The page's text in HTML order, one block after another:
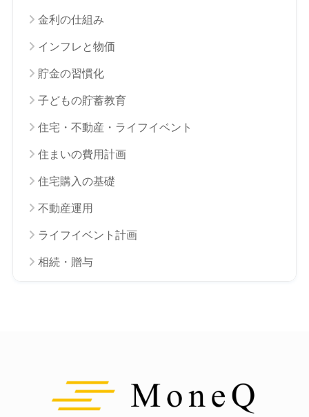
金利の仕組み
インフレと物価
貯金の習慣化
子どもの貯蓄教育
住宅・不動産・ライフイベント
住まいの費用計画
住宅購入の基礎
不動産運用
ライフイベント計画
相続・贈与